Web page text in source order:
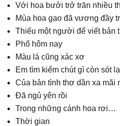
Với hoa bưởi trở trăn nhiều
Mùa hoa gạo đã vương đầy
Thiếu một người để viết bản
Phố hôm nay
Màu lá cũng xác xơ
Em tìm kiếm chút gì còn sót
Của bản tình thơ dần xa mãi
Đã ngủ yên rồi
Trong những cánh hoa rơi…
Thời gian